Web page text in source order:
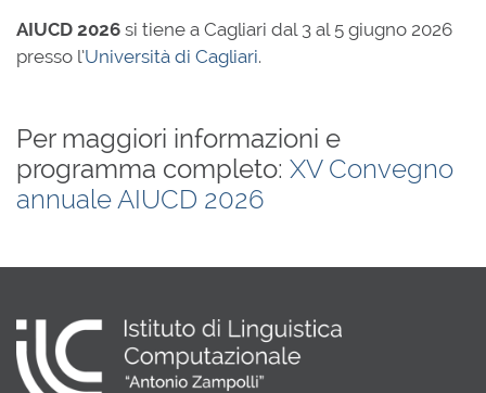
AIUCD 2026 si tiene a Cagliari dal 3 al 5 giugno 2026
presso l’Università di Cagliari.
Per maggiori informazioni e
programma completo: XV Convegno
annuale AIUCD 2026